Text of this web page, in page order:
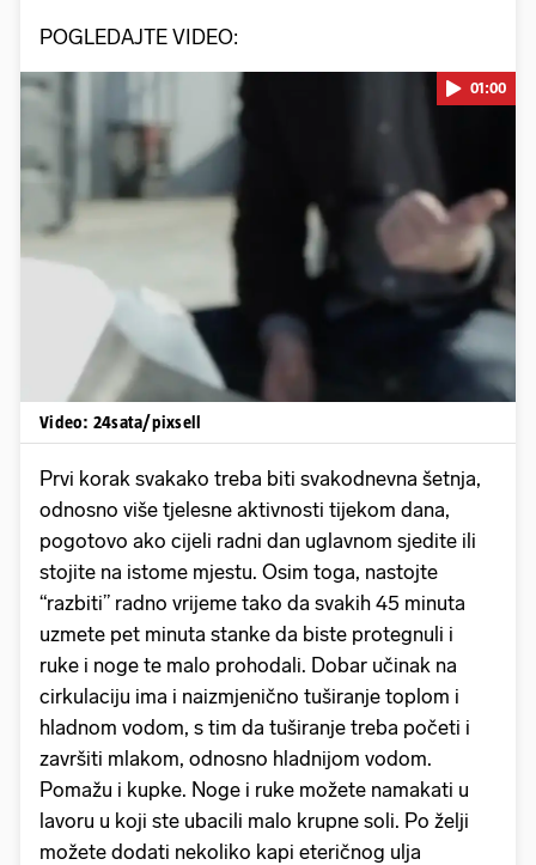
POGLEDAJTE VIDEO:
Pokretanje videa...
01:00
Video: 24sata/pixsell
Prvi korak svakako treba biti svakodnevna šetnja,
odnosno više tjelesne aktivnosti tijekom dana,
pogotovo ako cijeli radni dan uglavnom sjedite ili
stojite na istome mjestu. Osim toga, nastojte
“razbiti” radno vrijeme tako da svakih 45 minuta
uzmete pet minuta stanke da biste protegnuli i
ruke i noge te malo prohodali. Dobar učinak na
cirkulaciju ima i naizmjenično tuširanje toplom i
hladnom vodom, s tim da tuširanje treba početi i
završiti mlakom, odnosno hladnijom vodom.
Pomažu i kupke. Noge i ruke možete namakati u
lavoru u koji ste ubacili malo krupne soli. Po želji
možete dodati nekoliko kapi eteričnog ulja